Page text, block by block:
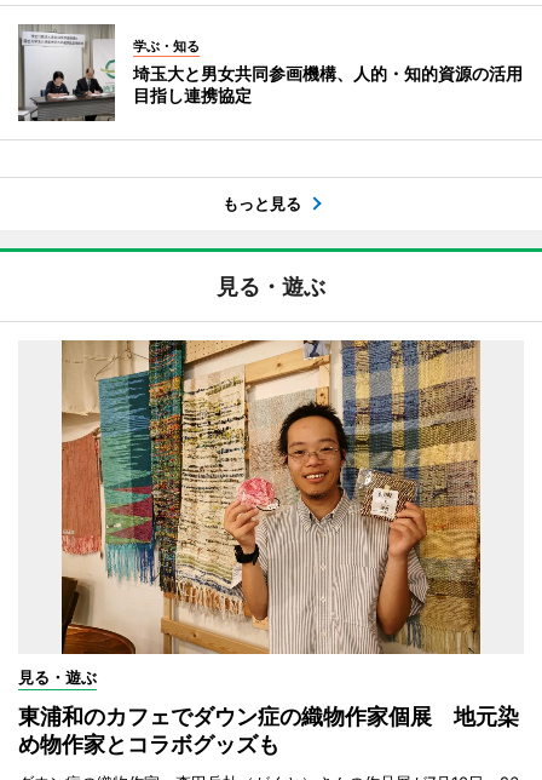
学ぶ・知る
埼玉大と男女共同参画機構、人的・知的資源の活用
目指し連携協定
もっと見る
見る・遊ぶ
見る・遊ぶ
東浦和のカフェでダウン症の織物作家個展 地元染
め物作家とコラボグッズも